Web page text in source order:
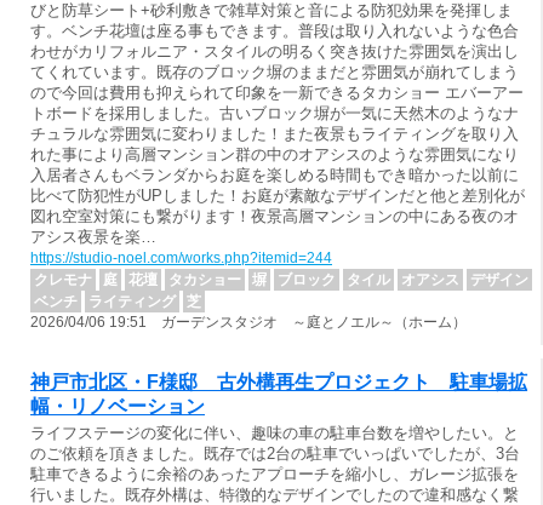
びと防草シート+砂利敷きで雑草対策と音による防犯効果を発揮しま
す。ベンチ花壇は座る事もできます。普段は取り入れないような色合
わせがカリフォルニア・スタイルの明るく突き抜けた雰囲気を演出し
てくれています。既存のブロック塀のままだと雰囲気が崩れてしまう
ので今回は費用も抑えられて印象を一新できるタカショー エバーアー
トボードを採用しました。古いブロック塀が一気に天然木のようなナ
チュラルな雰囲気に変わりました！また夜景もライティングを取り入
れた事により高層マンション群の中のオアシスのような雰囲気になり
入居者さんもベランダからお庭を楽しめる時間もでき暗かった以前に
比べて防犯性がUPしました！お庭が素敵なデザインだと他と差別化が
図れ空室対策にも繋がります！夜景高層マンションの中にある夜のオ
アシス夜景を楽…
https://studio-noel.com/works.php?itemid=244
クレモナ
庭 花壇 タカショー 塀 ブロック タイル オアシス
デザイン
ベンチ
ライティング
芝
2026/04/06 19:51 ガーデンスタジオ ～庭とノエル～（ホーム）
神戸市北区・F様邸 古外構再生プロジェクト 駐車場拡
幅・リノベーション
ライフステージの変化に伴い、趣味の車の駐車台数を増やしたい。と
のご依頼を頂きました。既存では2台の駐車でいっぱいでしたが、3台
駐車できるように余裕のあったアプローチを縮小し、ガレージ拡張を
行いました。既存外構は、特徴的なデザインでしたので違和感なく繋